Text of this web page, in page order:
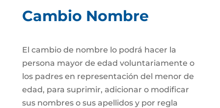
Cambio Nombre
El cambio de nombre lo podrá hacer la
persona mayor de edad voluntariamente o
los padres en representación del menor de
edad, para suprimir, adicionar o modificar
sus nombres o sus apellidos y por regla